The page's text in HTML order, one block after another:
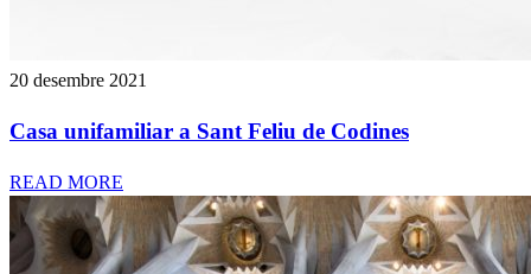
20 desembre 2021
Casa unifamiliar a Sant Feliu de Codines
READ MORE